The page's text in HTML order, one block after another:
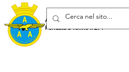
Associazione Arma Aeronautica
Fondata a Torino il 29 febbraio